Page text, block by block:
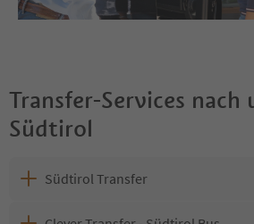
Transfer-Services nach
Südtirol
Südtirol Transfer